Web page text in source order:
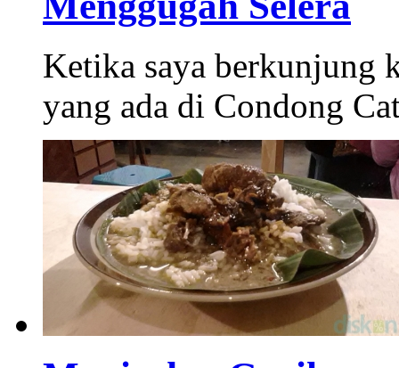
Ketika saya berkunjung
yang ada di Condong